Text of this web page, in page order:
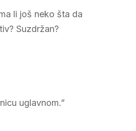
li još neko šta da
Suzdržan?
uglavnom.”